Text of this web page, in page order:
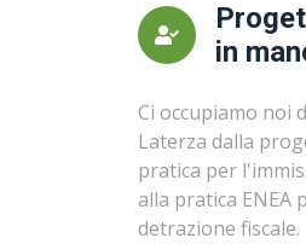
in
Ci occupiamo noi
Laterza dalla
pratica per
alla pratica ENEA
detrazione fiscale.